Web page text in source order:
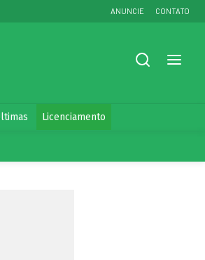
ANUNCIE CONTATO
Licenciamento